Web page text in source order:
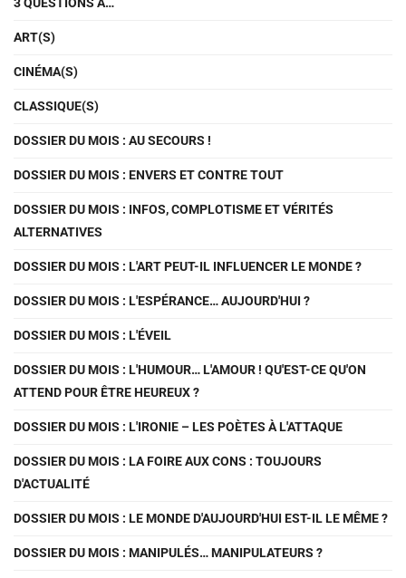
ART(S)
CINÉMA(S)
CLASSIQUE(S)
DOSSIER DU MOIS : AU SECOURS !
DOSSIER DU MOIS : ENVERS ET CONTRE TOUT
DOSSIER DU MOIS : INFOS, COMPLOTISME ET VÉRITÉS
ALTERNATIVES
DOSSIER DU MOIS : L'ART PEUT-IL INFLUENCER LE MONDE ?
DOSSIER DU MOIS : L'ESPÉRANCE… AUJOURD'HUI ?
DOSSIER DU MOIS : L'ÉVEIL
DOSSIER DU MOIS : L'HUMOUR… L'AMOUR ! QU'EST-CE QU'ON
ATTEND POUR ÊTRE HEUREUX ?
DOSSIER DU MOIS : L'IRONIE – LES POÈTES À L'ATTAQUE
DOSSIER DU MOIS : LA FOIRE AUX CONS : TOUJOURS
D'ACTUALITÉ
DOSSIER DU MOIS : LE MONDE D'AUJOURD'HUI EST-IL LE MÊME ?
DOSSIER DU MOIS : MANIPULÉS… MANIPULATEURS ?